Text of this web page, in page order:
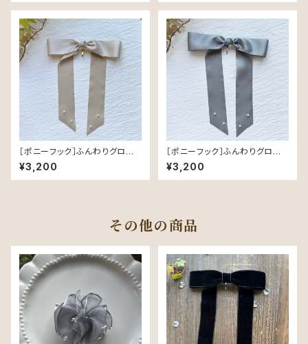
［ポニーフック］ふんわりグロスリ
ボン／Beige｜つやめく軽やか
なヘアリボン
¥3,200
［ポニーフック］ふんわりグロスリ
ボン／Gray｜つやめく軽やかな
ヘアリボン
¥3,200
その他の商品